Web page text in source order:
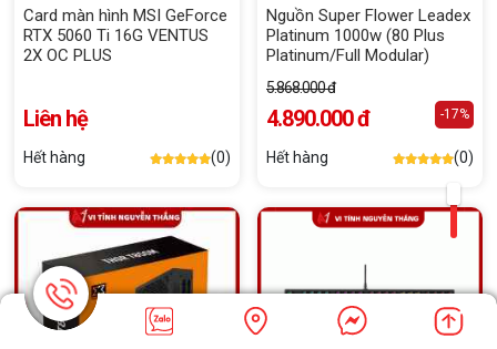
Card màn hình MSI GeForce
RTX 5060 Ti 16G VENTUS
2X OC PLUS
Liên hệ
Hết hàng (0)
Nguồn Super Flower Leadex
Platinum 1000w (80 Plus
Platinum/Full Modular)
5.868.000 đ
4.890.000 đ -17%
Hết hàng (0)